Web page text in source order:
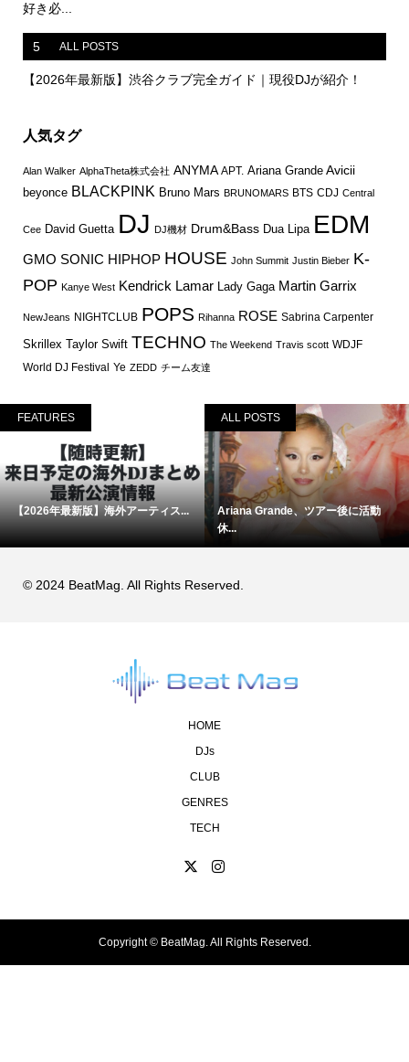
好き必...
5 ALL POSTS
【2026年最新版】渋谷クラブ完全ガイド｜現役DJが紹介！
人気タグ
Alan Walker AlphaTheta株式会社 ANYMA APT. Ariana Grande Avicii
beyonce BLACKPINK Bruno Mars BRUNOMARS BTS CDJ Central
Cee David Guetta DJ DJ機材 Drum&Bass Dua Lipa EDM
GMO SONIC HIPHOP HOUSE John Summit Justin Bieber K-
POP Kanye West Kendrick Lamar Lady Gaga Martin Garrix
NewJeans NIGHTCLUB POPS Rihanna ROSE Sabrina Carpenter
Skrillex Taylor Swift TECHNO The Weekend Travis scott WDJF
World DJ Festival Ye ZEDD チーム友達
FEATURES
【2026年最新版】海外アーティス...
ALL POSTS
Ariana Grande、ツアー後に活動
休...
© 2024 BeatMag. All Rights Reserved.
HOME
DJs
CLUB
GENRES
TECH
Copyright ©BeatMag. All Rights Reserved.